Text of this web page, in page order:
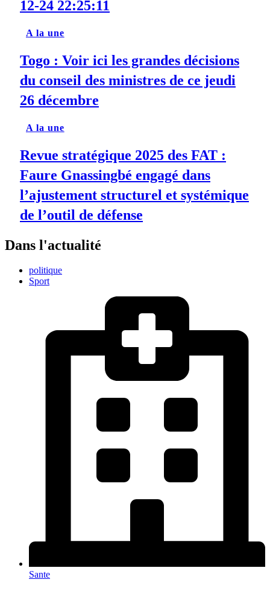
12-24 22:25:11
A la une
Togo : Voir ici les grandes décisions
du conseil des ministres de ce jeudi
26 décembre
A la une
Revue stratégique 2025 des FAT :
Faure Gnassingbé engagé dans
l’ajustement structurel et systémique
de l’outil de défense
Dans l'actualité
politique
Sport
Sante